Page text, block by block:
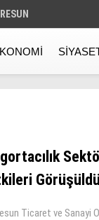
Görüşüldü
Ticaret ve Sanayi